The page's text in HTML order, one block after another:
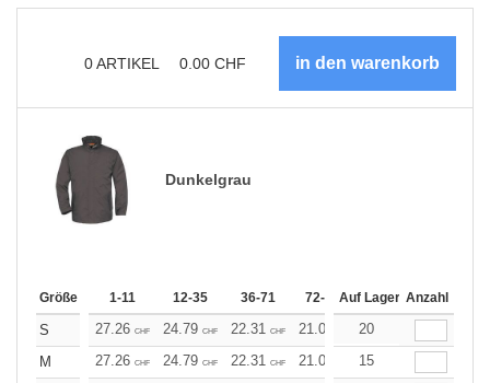
0ARTIKEL 0.00 CHF
Dunkelgrau
Größe 1-11 12-35 36-71 72-143 144-287 288 +
Auf Lager Anzahl
S 27.26 CHF 24.79 CHF 22.31 CHF 21.07 19.83
20
M
27.26 CHF 24.79 CHF 22.31 CHF 21.07 19.83
15